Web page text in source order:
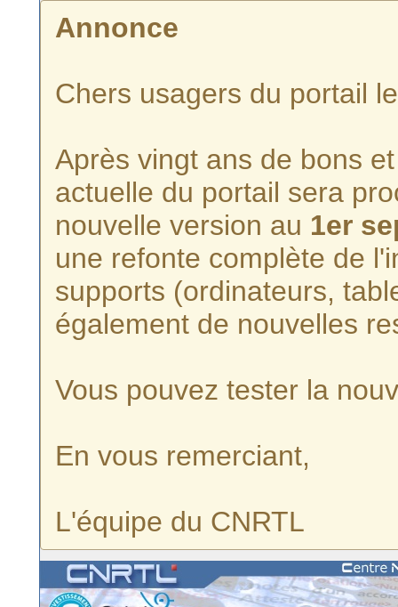
Annonce
Chers usagers du portail
Après vingt ans de bons
actuelle du portail sera
nouvelle version au 1er
une refonte complète de
supports (ordinateurs,
également de nouvelles
Vous pouvez tester la
En vous remerciant,
L'équipe du CNRTL